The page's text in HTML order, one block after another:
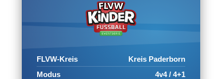
FLVW-Kreis
Kreis Paderborn
Modus
4v4 / 4+1